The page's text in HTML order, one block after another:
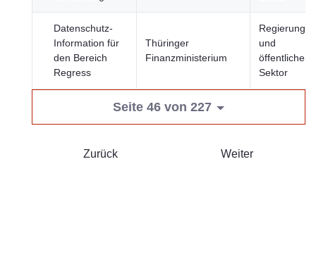
Datenschutz-
Information für
den Bereich
Regress
Thüringer
Finanzministerium
Regierung
und
öffentlicher
Sektor
Seite 46 von 227
Zurück Weiter